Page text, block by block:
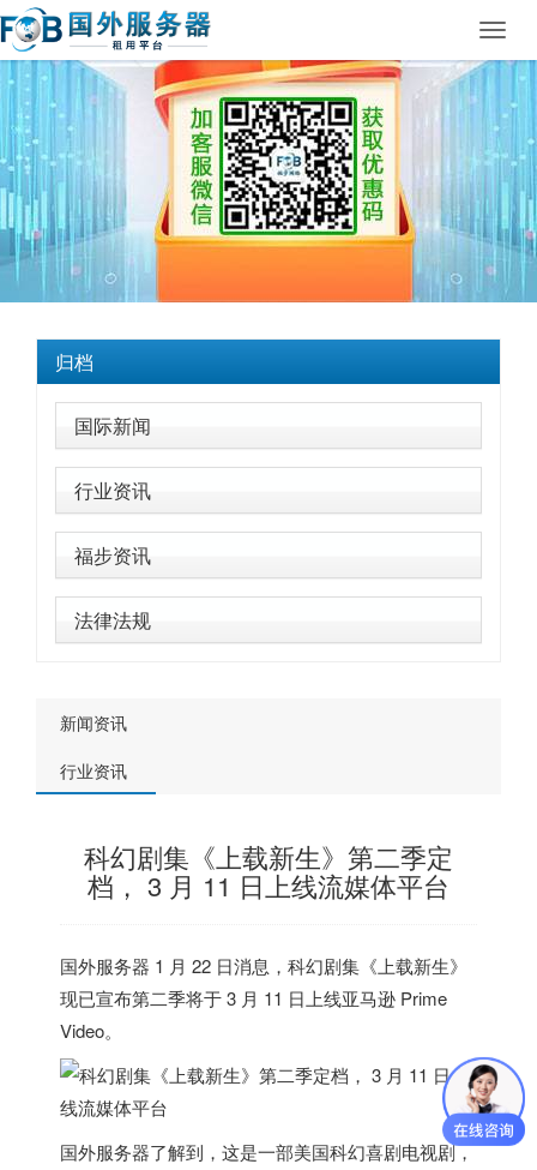
归档
国际新闻
行业资讯
福步资讯
法律法规
新闻资讯
行业资讯
科幻剧集《上载新生》第二季定
档， 3 月 11 日上线流媒体平台
国外服务器 1 月 22 日消息，科幻剧集《上载新生》
现已宣布第二季将于 3 月 11 日上线亚马逊 Prime
Video。
国外服务器了解到，这是一部美国科幻喜剧电视剧，